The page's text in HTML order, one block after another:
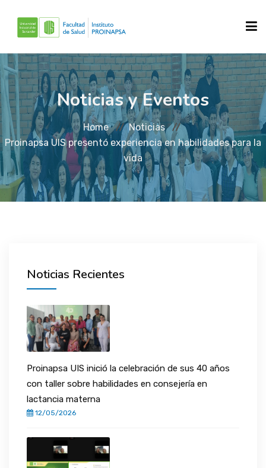
INICIO
SOBRE NOSOTROS
QUE HACEMOS?
Noticias y Eventos
Home
Noticias
Proinapsa UIS presentó experiencia en habilidades para la
vida
Noticias Recientes
Proinapsa UIS inició la celebración de sus 40 años
con taller sobre habilidades en consejería en
lactancia materna
12/05/2026